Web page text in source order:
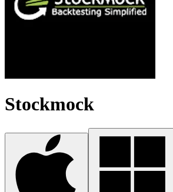
Stockmock